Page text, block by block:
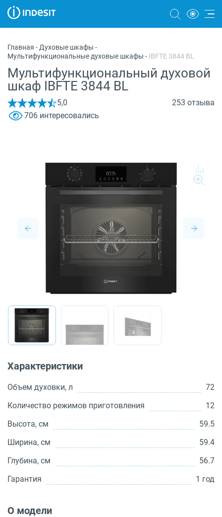
Морозильные камеры
Стиральные и сушильные машины
Посудомоечные машины
Плиты
Варочные панели
О бренде
Главная - Духовые шкафы -
Мультифункциональные духовые шкафы - IBFTE 3844 BL
Мультифункциональный духовой
шкаф IBFTE 3844 BL
5,0
253 отзыва
706 интересовались
Характеристики
Объем духовки, л
72
Количество режимов приготовления
12
Высота, см
59.5
Ширина, см
59.4
Глубина, см
56.7
Гарантия
1 год
О модели